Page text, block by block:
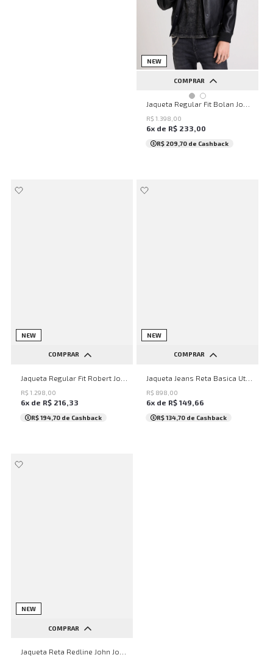
NEW
COMPRAR
P M G GG
R$ 1 398 00
6x de R$ 233,00
R$ 209,70 de Cashback
NEW
COMPRAR
P M G GG
R$ 1 298 00
6x de R$ 216,33
R$ 194,70 de Cashback
NEW
COMPRAR
PP P M G
R$ 898 00
6x de R$ 149,66
R$ 134,70 de Cashback
NEW
COMPRAR
P G GG M